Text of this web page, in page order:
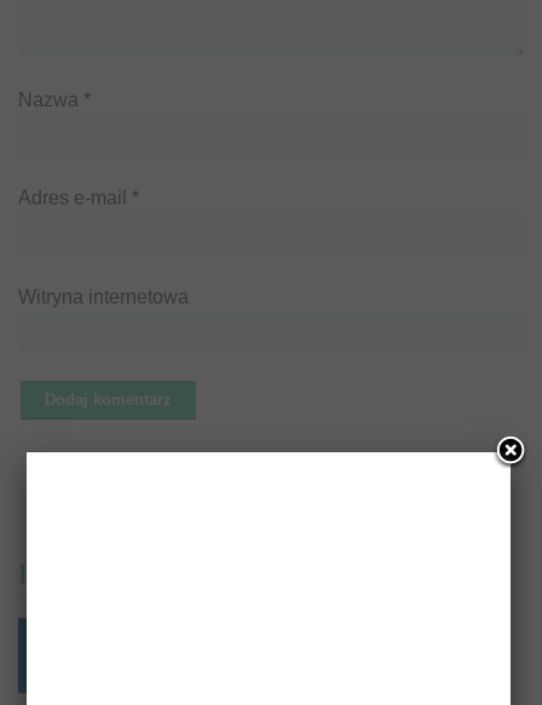
Nazwa *
Adres e-mail *
Witryna internetowa
PrzeczytajTo.pl na: